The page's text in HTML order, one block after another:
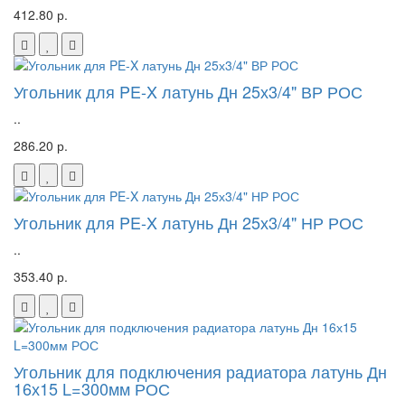
412.80 р.
Угольник для PE-X латунь Дн 25х3/4" ВР РОС
..
286.20 р.
Угольник для PE-X латунь Дн 25х3/4" НР РОС
..
353.40 р.
Угольник для подключения радиатора латунь Дн
16х15 L=300мм РОС